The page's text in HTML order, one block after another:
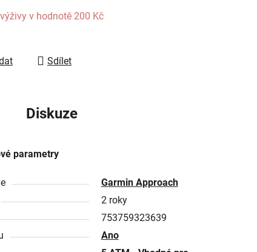
v hodnotě 200 Kč
Sdílet
Diskuze
parametry
Garmin Approach
2 roky
753759323639
Ano